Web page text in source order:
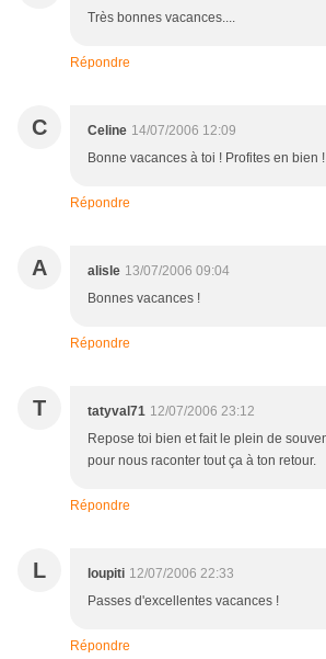
Très bonnes vacances....
Répondre
C Celine 14/07/2006 12:09
Bonne vacances à toi ! Profites en bien !
Répondre
A alisle 13/07/2006 09:04
Bonnes vacances !
Répondre
T tatyval71 12/07/2006 23:12
Repose toi bien et fait le plein de
pour nous raconter tout ça à ton retour.
Répondre
L loupiti 12/07/2006 22:33
Passes d'excellentes vacances !
Répondre